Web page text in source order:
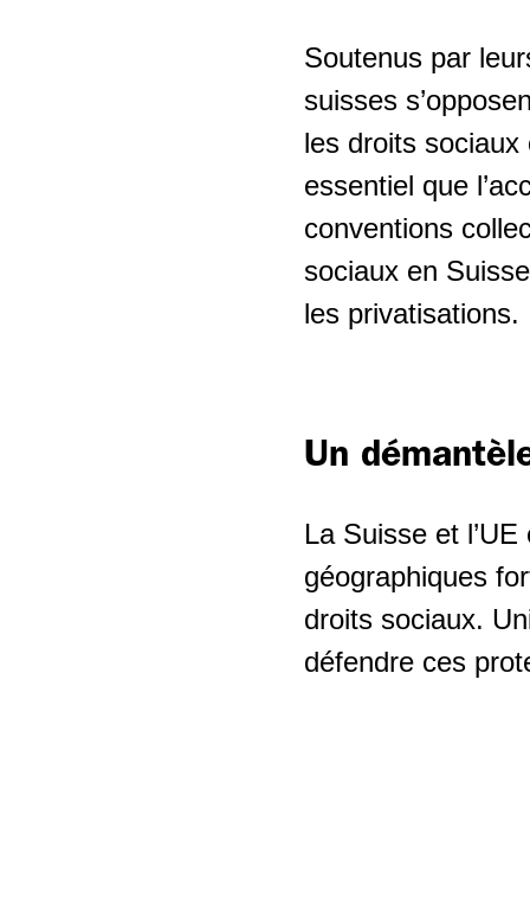
Soutenus par
suisses
les droits
essentiel que
conventions
sociaux en
les privatisations.
Un
La Suisse et
géographiques
droits sociaux.
défendre ces